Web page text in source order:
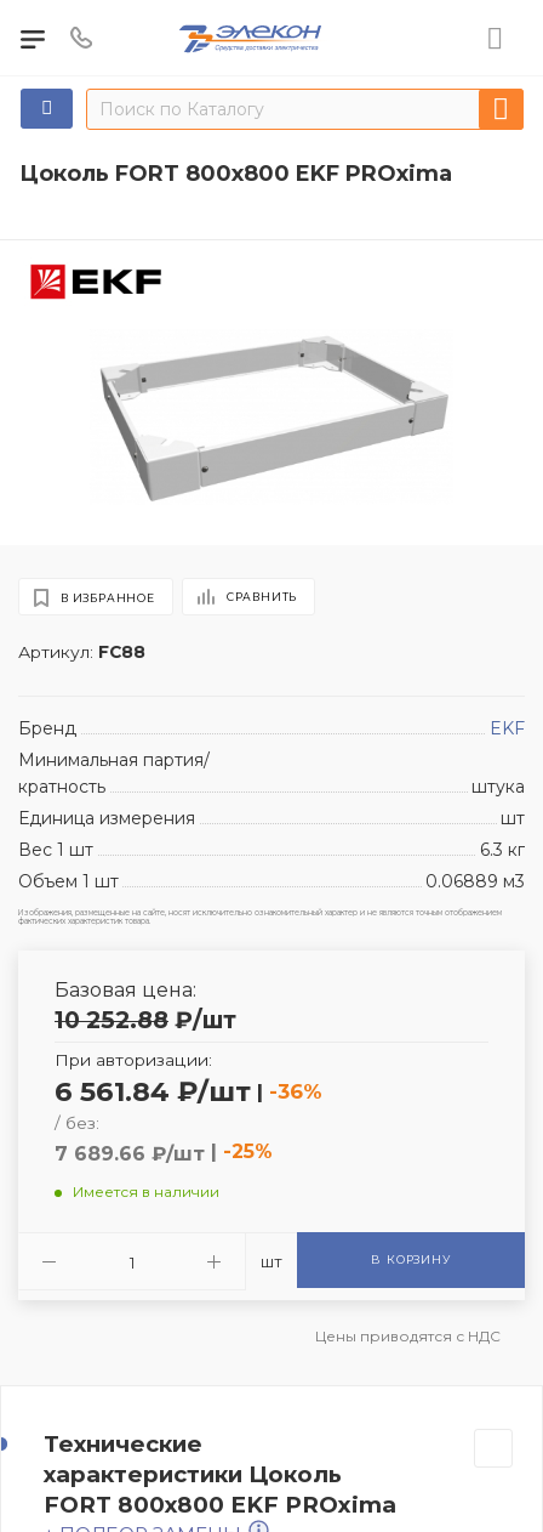
Цоколь FORT 800х800 EKF PROxima
Артикул: FC88
В ИЗБРАННОЕ СРАВНИТЬ
Бренд
EKF
Минимальная партия/
кратность
штука
Единица измерения
шт
Вес 1 шт
6.3 кг
Объем 1 шт
0.06889 м3
Изображения, размещенные на сайте, носят исключительно ознакомительный характер и не являются точным отображением
фактических характеристик товара.
Базовая цена:
10 252.88 ₽/шт
При авторизации:
6 561.84 ₽/шт | -36%
/ без:
7 689.66 ₽/шт | -25%
Имеется в наличии
шт В КОРЗИНУ
Цены приводятся с НДС
Технические
характеристики Цоколь
FORT 800х800 EKF PROxima